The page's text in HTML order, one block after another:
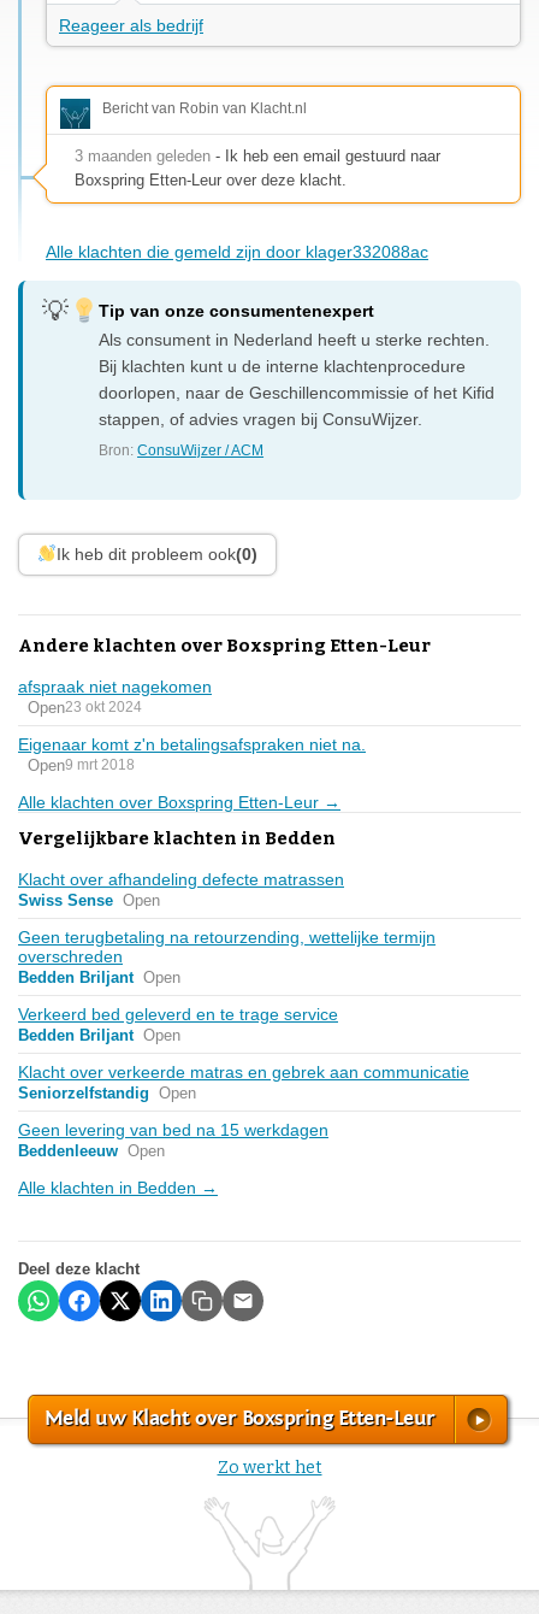
Reageer als bedrijf
Bericht van Robin van Klacht.nl
3 maanden geleden - Ik heb een email gestuurd naar
Boxspring Etten-Leur over deze klacht.
Alle klachten die gemeld zijn door klager332088ac
Tip van onze consumentenexpert
Als consument in Nederland heeft u sterke rechten.
Bij klachten kunt u de interne klachtenprocedure
doorlopen, naar de Geschillencommissie of het Kifid
stappen, of advies vragen bij ConsuWijzer.
Bron:ConsuWijzer / ACM
Ik heb dit probleem ook(0)
Andere klachten over Boxspring Etten-Leur
afspraak niet nagekomen
Open23 okt 2024
Eigenaar komt z'n betalingsafspraken niet na.
Open9 mrt 2018
Alle klachten over Boxspring Etten-Leur →
Vergelijkbare klachten in Bedden
Klacht over afhandeling defecte matrassen
Swiss Sense Open
Geen terugbetaling na retourzending, wettelijke termijn
overschreden
Bedden Briljant Open
Verkeerd bed geleverd en te trage service
Bedden Briljant Open
Klacht over verkeerde matras en gebrek aan communicatie
Seniorzelfstandig Open
Geen levering van bed na 15 werkdagen
Beddenleeuw Open
Alle klachten in Bedden →
Deel deze klacht
Meld uw Klacht over Boxspring Etten-Leur
Zo werkt het